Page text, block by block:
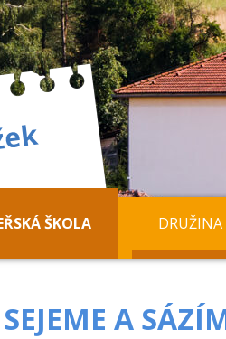
ŠKOLA DRUŽINA
SEJEME A